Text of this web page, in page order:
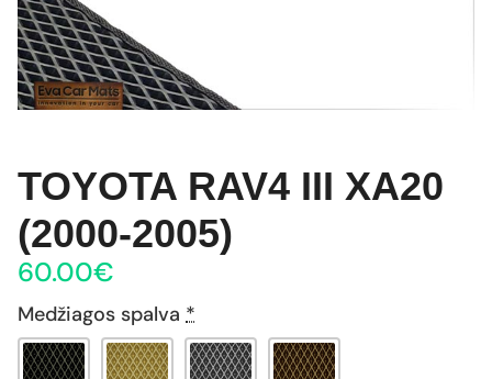
TOYOTA RAV4 III XA20
(2000-2005)
60.00€
Medžiagos spalva *